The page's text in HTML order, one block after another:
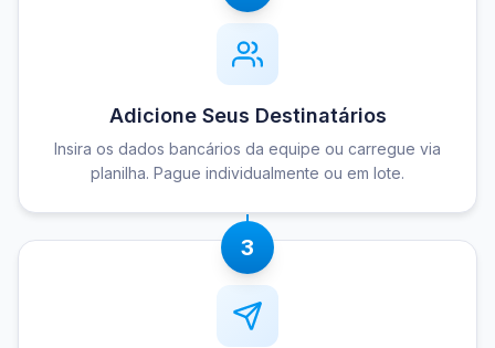
Adicione Seus Destinatários
Insira os dados bancários da equipe ou carregue via
planilha. Pague individualmente ou em lote.
3